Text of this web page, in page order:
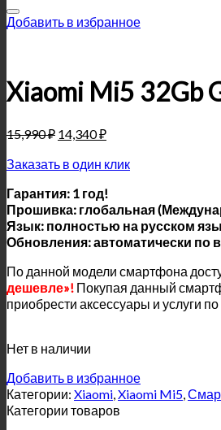
Добавить в избранное
Xiaomi Mi5 32Gb
15,990₽ 14,340₽
Заказать в один клик
Гарантия: 1 год!
Прошивка: глобальная
Язык: полностью на русском
Обновления: автоматически по
По данной модели смартфона
дешевле»! Покупая данный
приобрести аксессуары и услуги
Нет в наличии
Добавить в избранное
Категории: Xiaomi,Xiaomi Mi5,
Категории товаров